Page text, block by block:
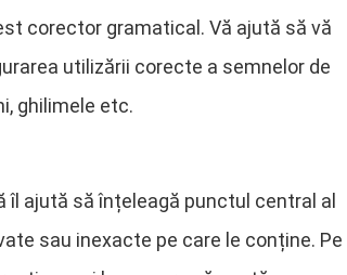
corector gramatical. Vă ajută să vă
utilizării corecte a semnelor de
ghilimele etc.
ajută să înțeleagă punctul central al
sau inexacte pe care le conține. Pe